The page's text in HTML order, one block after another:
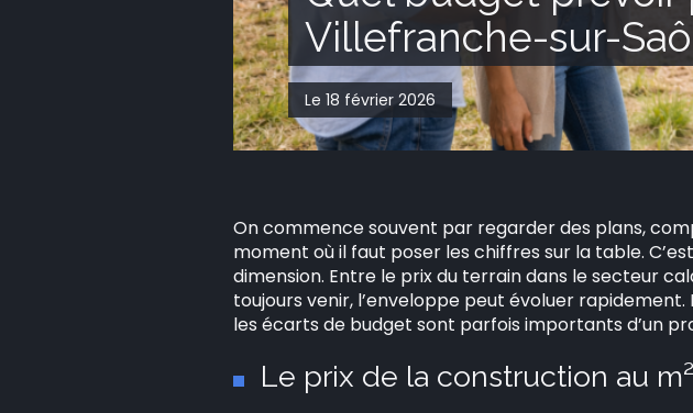
Villefranche-sur-
Le 18 février 2026
On commence souvent par regarder des plans,
moment où il faut poser les chiffres sur la table.
dimension. Entre le prix du terrain dans le secteur
toujours venir, l’enveloppe peut évoluer
les écarts de budget sont parfois importants d’un
Le prix de la construction au m²